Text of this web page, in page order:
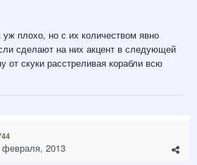
уж плохо, но с их количеством явно
сделают на них акцент в следующей
от скуки расстреливая корабли всю
февраля, 2013